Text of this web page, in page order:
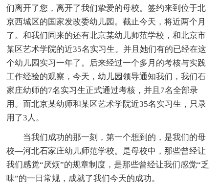
们离开了您，离开了我们挚爱的母校。签约来到位于北
京西城区的国家发改委幼儿园。截止今天，将近两个月
了。和我们同来的还有北京某幼儿师范学校，和北京市
某区艺术学院的近35名实习生。并且她们有的已经在这
个幼儿园实习一年了。后来经过一个多月的考核与实践
工作经验的观察，今天，幼儿园领导通知我们，我们石
家庄幼师的7名实习生正式通过考核，并且7名全部录
用。而北京某幼师和某区艺术学院近35名实习生，只录
用了3人。
当我们成功的那一刻，第一个想到的，是我们的母
校—河北石家庄幼儿师范学校。是母校中，那些曾经让
我们感觉“厌烦”的规章制度，是那些曾经让我们感觉“乏
味”的一日常规，成就了我们今天的成功。